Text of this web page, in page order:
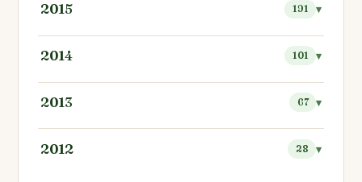
2015 191
2014 101
2013 67
2012 28